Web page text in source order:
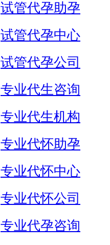
试管代孕助孕
试管代孕中心
试管代孕公司
专业代生咨询
专业代生机构
专业代怀助孕
专业代怀中心
专业代怀公司
专业代孕咨询